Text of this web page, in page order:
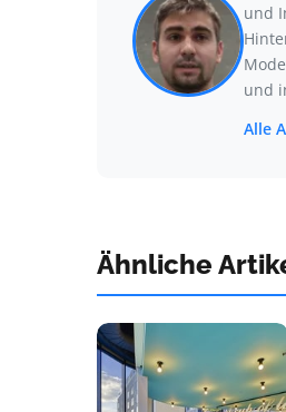
und
und
Alle
Ähnliche